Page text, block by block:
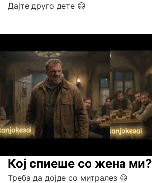
Дајте друго дете 😄
Кој спиеше со жена ми?
Треба да дојде со митралез 😄